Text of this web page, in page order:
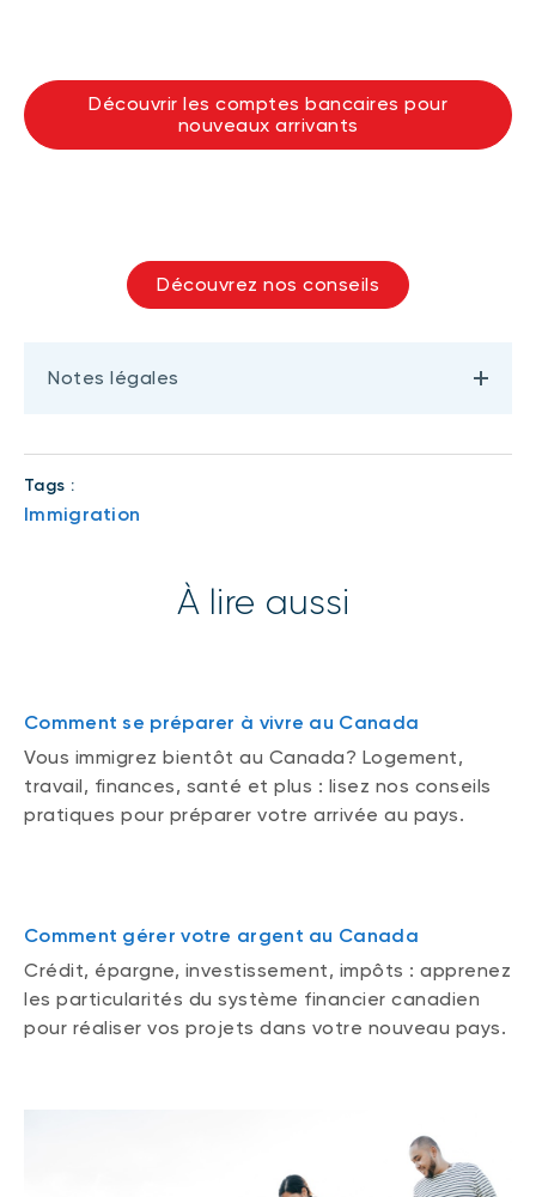
Découvrir les comptes bancaires pour
nouveaux arrivants
Découvrez nos conseils
Notes légales
Tags :
Immigration
À lire aussi
Comment se préparer à vivre au Canada
Vous immigrez bientôt au Canada? Logement,
travail, finances, santé et plus : lisez nos conseils
pratiques pour préparer votre arrivée au pays.
Comment gérer votre argent au Canada
Crédit, épargne, investissement, impôts : apprenez
les particularités du système financier canadien
pour réaliser vos projets dans votre nouveau pays.